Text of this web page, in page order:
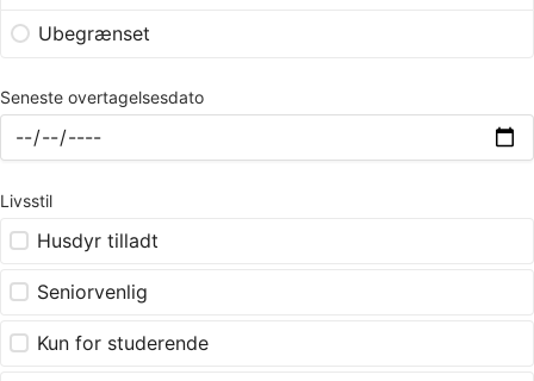
Ubegrænset
Seneste overtagelsesdato
Livsstil
Husdyr tilladt
Seniorvenlig
Kun for studerende